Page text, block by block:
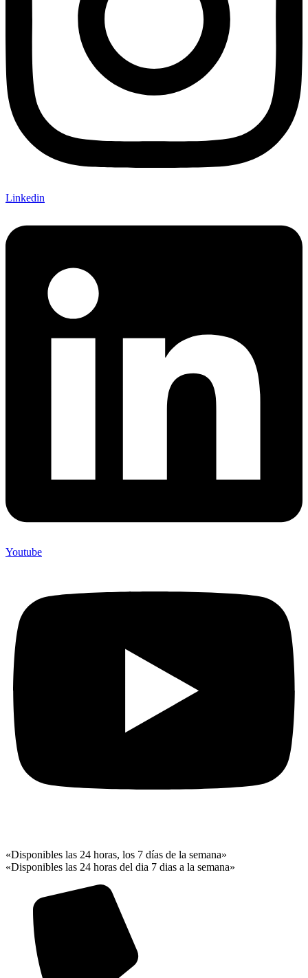
Linkedin
Youtube
«Disponibles las 24 horas, los 7 días de la semana»
«Disponibles las 24 horas del dia 7 dias a la semana»